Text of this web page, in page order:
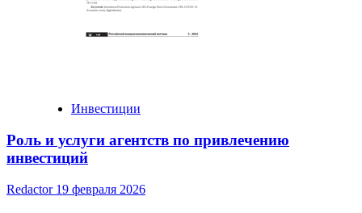
Инвестиции
Роль и услуги агентств по привлечению
инвестиций
Redactor 19 февраля 2026